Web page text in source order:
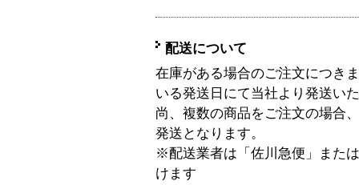
配送について
在庫がある場合のご注文につき
いる発送日にて当社より発送い
尚、複数の商品をご注文の場合
発送となります。
※配送業者は「佐川急便」また
けます